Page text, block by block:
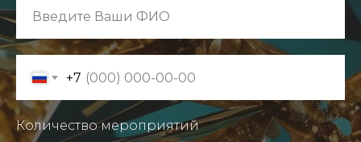
+7
Количество мероприятий